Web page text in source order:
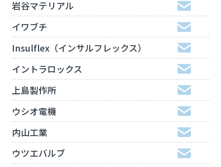
岩谷マテリアル
イワブチ
Insulflex（インサルフレックス）
イントラロックス
上島製作所
ウシオ電機
内山工業
ウツエバルブ